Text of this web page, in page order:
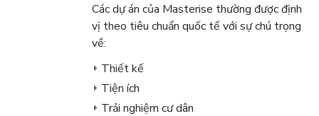
Các dự án của Masterise thường được định
vị theo tiêu chuẩn quốc tế với sự chú trọng
về:
Thiết kế
Tiện ích
Trải nghiệm cư dân